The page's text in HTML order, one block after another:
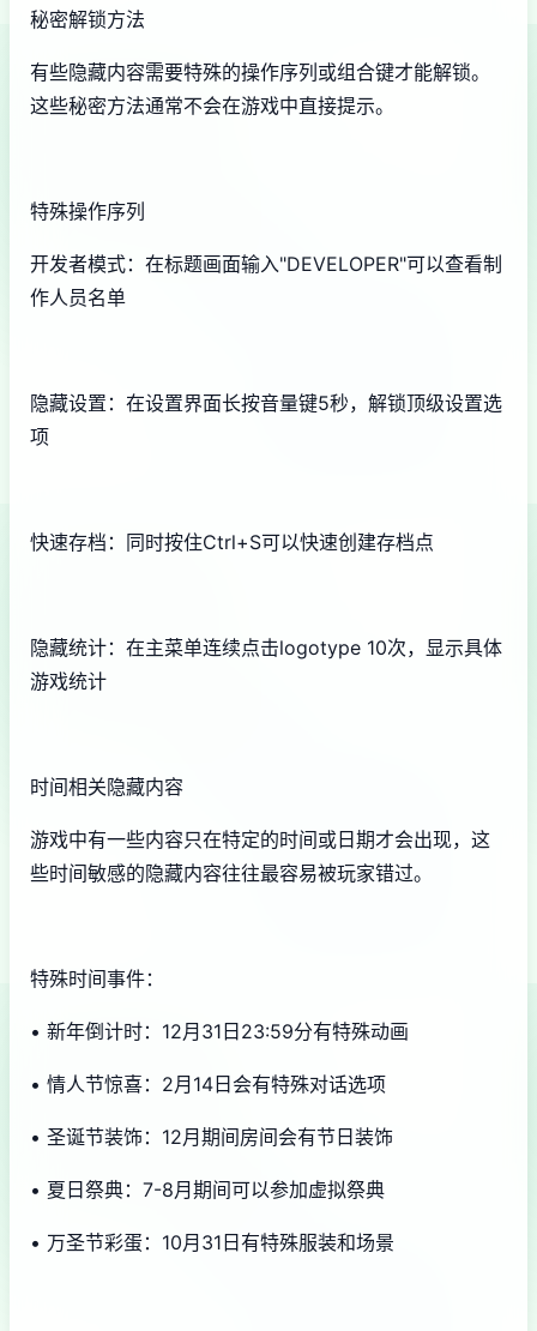
秘密解锁方法
有些隐藏内容需要特殊的操作序列或组合键才能解锁。
这些秘密方法通常不会在游戏中直接提示。
特殊操作序列
开发者模式：在标题画面输入"DEVELOPER"可以查看制
作人员名单
隐藏设置：在设置界面长按音量键5秒，解锁顶级设置选
项
快速存档：同时按住Ctrl+S可以快速创建存档点
隐藏统计：在主菜单连续点击logotype 10次，显示具体
游戏统计
时间相关隐藏内容
游戏中有一些内容只在特定的时间或日期才会出现，这
些时间敏感的隐藏内容往往最容易被玩家错过。
特殊时间事件：
• 新年倒计时：12月31日23:59分有特殊动画
• 情人节惊喜：2月14日会有特殊对话选项
• 圣诞节装饰：12月期间房间会有节日装饰
• 夏日祭典：7-8月期间可以参加虚拟祭典
• 万圣节彩蛋：10月31日有特殊服装和场景